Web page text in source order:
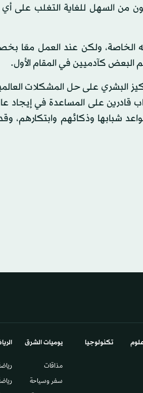
السهل للغاية التغلب على
من 152 دولة ولكل منهم ثقافته الخاصة، ولكن عند
البعض كآدميين في المقام الأول.
البشري على حل المشكلات
قادرين على المساعدة في
شبابها وذكائهم وابتكارهم،
تكنولوجيا يوميات الشرق​
مذاقات
سفر وسياحة